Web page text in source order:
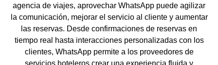
agencia de viajes, aprovechar WhatsApp puede agilizar
la comunicación, mejorar el servicio al cliente y aumentar
las reservas. Desde confirmaciones de reservas en
tiempo real hasta interacciones personalizadas con los
clientes, WhatsApp permite a los proveedores de
servicios hoteleros crear una experiencia fluida y